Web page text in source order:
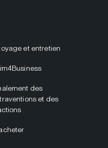
et entretien
des
et des